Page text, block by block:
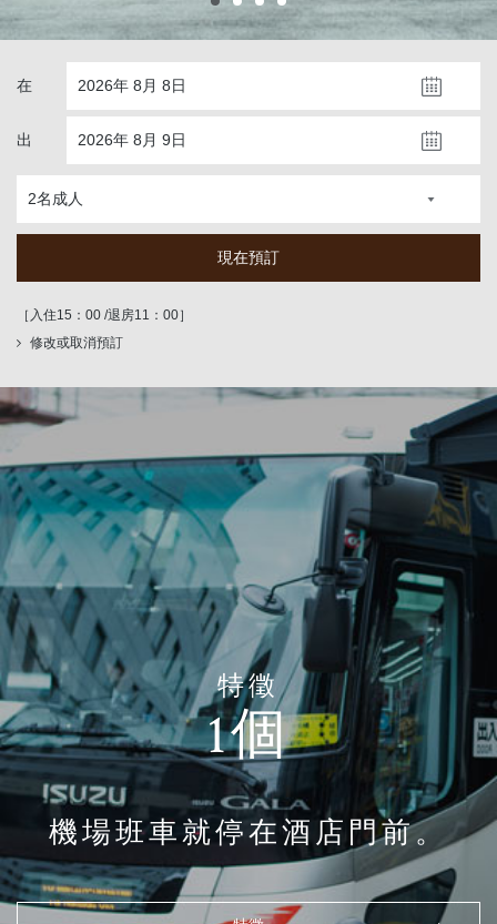
在
出
現在預訂
［入住15：00 /退房11：00］
修改或取消預訂
特徵
1個
機場班車就停在酒店門前。
現在預訂